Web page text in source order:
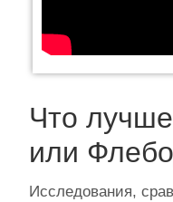
Что
или
Исследования,